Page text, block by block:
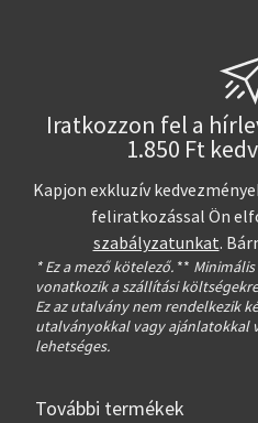
Iratkozzon fel a
1.850 Ft
Kapjon exkluzív
feliratkozással Ön
szabályzatunkat.
* Ez a mező kötelező. **
vonatkozik a szállítási
Ez az utalvány nem rendelkezik
utalványokkal vagy ajánlatokkal
lehetséges.
További termékek